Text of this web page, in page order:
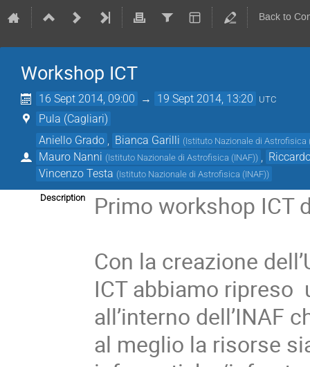
Back to
Workshop ICT
16 Sept 2014, 09:00 → 19 Sept 2014, 13:20 UTC
Pula (Cagliari)
Aniello Grado
Bianca Garilli (Istituto Nazionale di Astrofisica
Mauro Nanni (Istituto Nazionale di Astrofisica (INAF))
Vincenzo Testa (Istituto Nazionale di Astrofisica (INAF))
Description
Primo workshop ICT
Con la creazione
ICT abbiamo ripreso
all’interno dell’INAF
al meglio la risorse